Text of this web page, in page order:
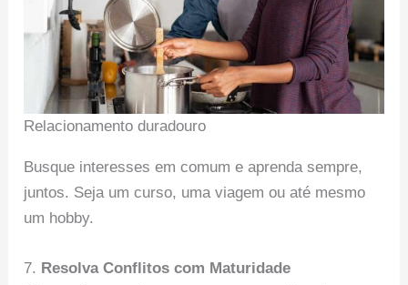
Relacionamento duradouro
Busque interesses em comum e aprenda sempre,
juntos. Seja um curso, uma viagem ou até mesmo
um hobby.
7. Resolva Conflitos com Maturidade